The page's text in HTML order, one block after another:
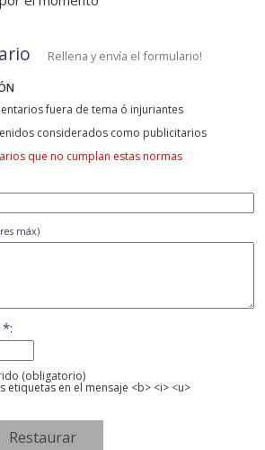
Rellena y envía el formulario!
fuera de tema ó injuriantes
considerados como publicitarios
que no cumplan estas normas
máx)
(obligatorio)
etiquetas en el mensaje <b> <i> <u>